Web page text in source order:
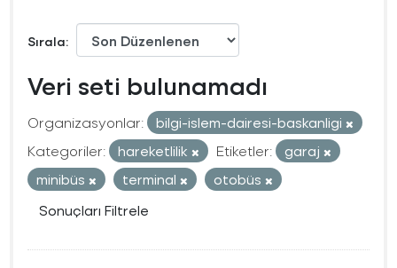
Sırala
Veri seti bulunamadı
Organizasyonlar:
bilgi-islem-dairesi-baskanligi
Kategoriler:
hareketlilik Etiketler:
garaj
minibüs
terminal
otobüs
Sonuçları Filtrele